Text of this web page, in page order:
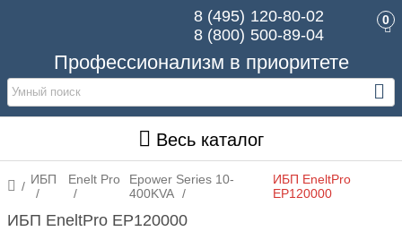
Профессионализм в приоритете
8 (495) 120-80-02
8 (800) 500-89-04
0
Весь каталог
ИБП Enelt Pro
Epower Series 10-
400KVA
ИБП EneltPro
EP120000
ИБП EneltPro EP120000